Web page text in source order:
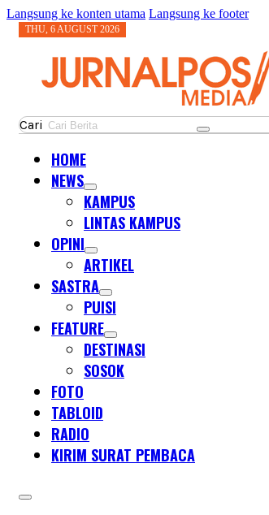
Langsung ke konten utama Langsung ke footer
THU, 6 AUGUST 2026
Cari
HOME
NEWS
KAMPUS
LINTAS KAMPUS
OPINI
ARTIKEL
SASTRA
PUISI
FEATURE
DESTINASI
SOSOK
FOTO
TABLOID
RADIO
KIRIM SURAT PEMBACA